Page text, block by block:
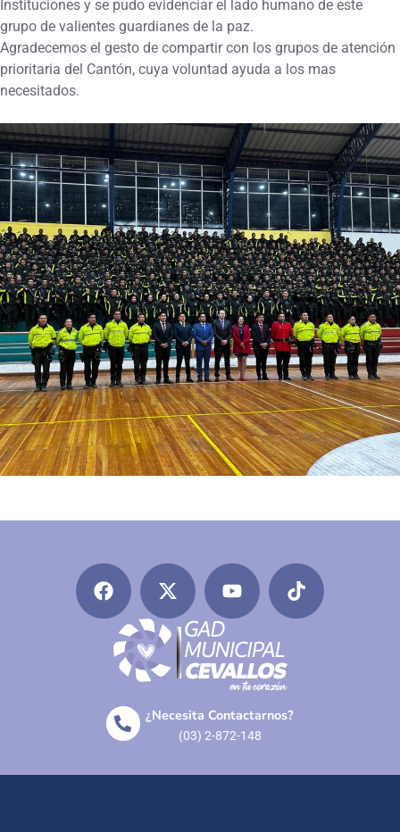
Instituciones y se pudo evidenciar el lado humano de este
grupo de valientes guardianes de la paz.
Agradecemos el gesto de compartir con los grupos de atención
prioritaria del Cantón, cuya voluntad ayuda a los mas
necesitados.
¿Necesita Contactarnos?
(03) 2-872-148